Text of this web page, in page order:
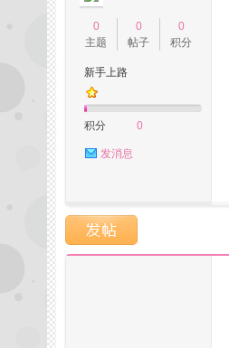
0
主题
0
帖子
0
积分
新手上路
积分 0
发消息